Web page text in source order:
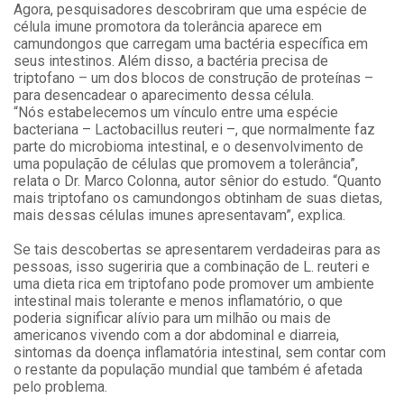
Agora, pesquisadores descobriram que uma espécie de
célula imune promotora da tolerância aparece em
camundongos que carregam uma bactéria específica em
seus intestinos. Além disso, a bactéria precisa de
triptofano – um dos blocos de construção de proteínas –
para desencadear o aparecimento dessa célula.
“Nós estabelecemos um vínculo entre uma espécie
bacteriana – Lactobacillus reuteri –, que normalmente faz
parte do microbioma intestinal, e o desenvolvimento de
uma população de células que promovem a tolerância”,
relata o Dr. Marco Colonna, autor sênior do estudo. “Quanto
mais triptofano os camundongos obtinham de suas dietas,
mais dessas células imunes apresentavam”, explica.
Se tais descobertas se apresentarem verdadeiras para as
pessoas, isso sugeriria que a combinação de L. reuteri e
uma dieta rica em triptofano pode promover um ambiente
intestinal mais tolerante e menos inflamatório, o que
poderia significar alívio para um milhão ou mais de
americanos vivendo com a dor abdominal e diarreia,
sintomas da doença inflamatória intestinal, sem contar com
o restante da população mundial que também é afetada
pelo problema.